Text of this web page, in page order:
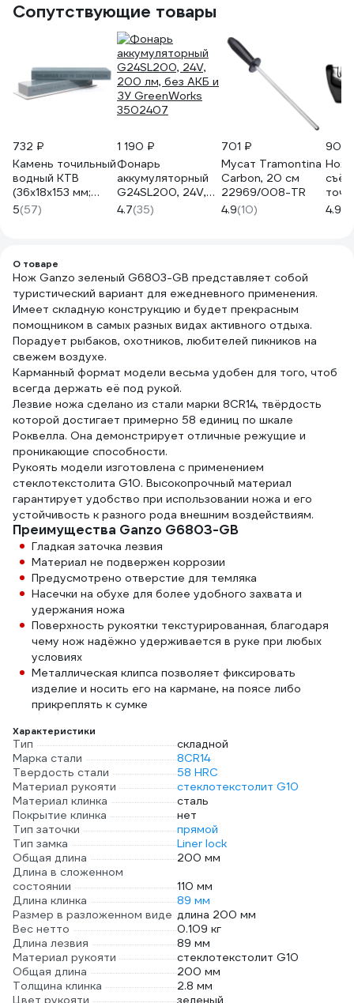
Сопутствующие товары
732 ₽
Камень точильный
водный КТВ
(36х18х153 мм;
B600; VM) ИНФ-
АБРАЗИВ Б-4922
5(57)
1 190 ₽
Фонарь
аккумуляторный
G24SL200, 24V,
200 лм, без АКБ и
ЗУ GreenWorks
4.7(35)
701 ₽
Мусат Tramontina
Carbon, 20 см
22969/008-TR
4.9(10)
902
4.9
О товаре
Нож Ganzo зеленый G6803-GB представляет собой
туристический вариант для ежедневного применения.
Имеет складную конструкцию и будет прекрасным
помощником в самых разных видах активного отдыха.
Порадует рыбаков, охотников, любителей пикников на
свежем воздухе.
Карманный формат модели весьма удобен для того, чтоб
всегда держать её под рукой.
Лезвие ножа сделано из стали марки 8CR14, твёрдость
которой достигает примерно 58 единиц по шкале
Роквелла. Она демонстрирует отличные режущие и
проникающие способности.
Рукоять модели изготовлена с применением
стеклотекстолита G10. Высокопрочный материал
гарантирует удобство при использовании ножа и его
устойчивость к разного рода внешним воздействиям.
Преимущества Ganzo G6803-GB
Гладкая заточка лезвия
Материал не подвержен коррозии
Предусмотрено отверстие для темляка
Насечки на обухе для более удобного захвата и
удержания ножа
Поверхность рукоятки текстурированная, благодаря
чему нож надёжно удерживается в руке при любых
условиях
Металлическая клипса позволяет фиксировать
изделие и носить его на кармане, на поясе либо
прикреплять к сумке
Характеристики
Тип
складной
Марка стали
8CR14
Твердость стали
58 HRC
Материал рукояти
стеклотекстолит G10
Материал клинка
сталь
Покрытие клинка
нет
Тип заточки
прямой
Тип замка
Liner lock
Общая длина
200 мм
Длина в сложенном
состоянии
110 мм
Длина клинка
89 мм
Размер в разложенном виде длина 200 мм
Вес нетто
0.109 кг
Длина лезвия
89 мм
Материал рукояти
стеклотекстолит G10
Общая длина
200 мм
Толщина клинка
2.8 мм
Цвет рукояти
зеленый